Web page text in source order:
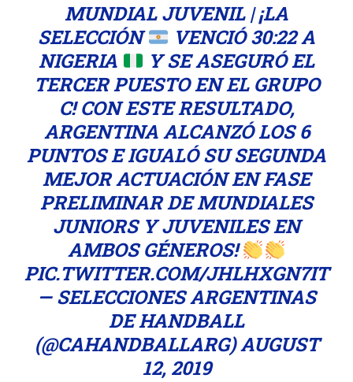
MUNDIAL JUVENIL | ¡LA
SELECCIÓN
VENCIÓ 30:22 A
NIGERIA
Y SE ASEGURÓ EL
TERCER PUESTO EN EL GRUPO
C! CON ESTE RESULTADO,
ARGENTINA ALCANZÓ LOS 6
PUNTOS E IGUALÓ SU SEGUNDA
MEJOR ACTUACIÓN EN FASE
PRELIMINAR DE MUNDIALES
JUNIORS Y JUVENILES EN
AMBOS GÉNEROS!
PIC.TWITTER.COM/JHLHXGN7IT
— SELECCIONES ARGENTINAS
DE HANDBALL
(@CAHANDBALLARG)AUGUST
12, 2019